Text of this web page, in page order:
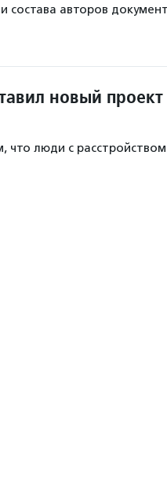
состава авторов
новый проект
что люди с расстройством